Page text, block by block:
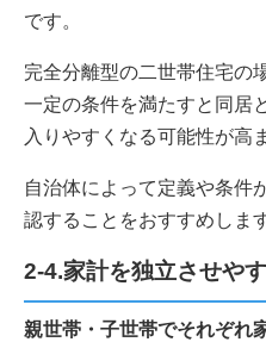
です。
完全分離型の二世帯住宅の
一定の条件を満たすと同居
入りやすくなる可能性が高
自治体によって定義や条件
認することをおすすめします
2-4.家計を独立させや
親世帯・子世帯でそれぞれ